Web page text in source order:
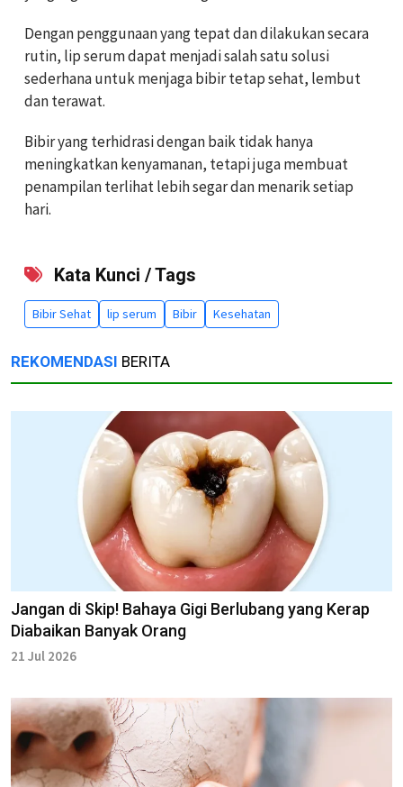
Dengan penggunaan yang tepat dan dilakukan secara
rutin, lip serum dapat menjadi salah satu solusi
sederhana untuk menjaga bibir tetap sehat, lembut
dan terawat.
Bibir yang terhidrasi dengan baik tidak hanya
meningkatkan kenyamanan, tetapi juga membuat
penampilan terlihat lebih segar dan menarik setiap
hari.
Kata Kunci / Tags
Bibir Sehat lip serum Bibir Kesehatan
REKOMENDASI BERITA
Jangan di Skip! Bahaya Gigi Berlubang yang Kerap
Diabaikan Banyak Orang
21 Jul 2026